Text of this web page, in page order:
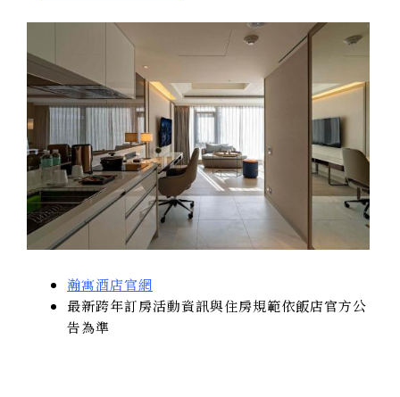
瀚寓酒店官網
最新跨年訂房活動資訊與住房規範依飯店官方公
告為準